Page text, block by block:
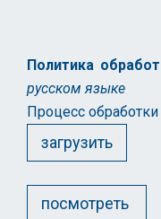
Политика
русском языке
Процесс
загрузить
посмотреть